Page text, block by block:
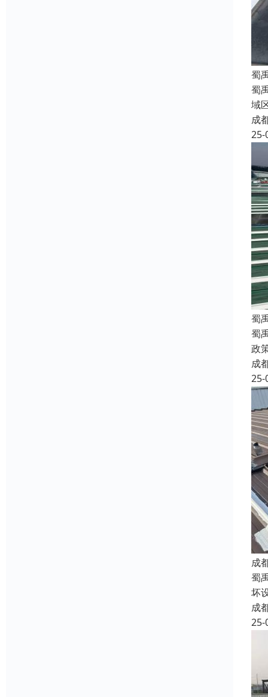
蜀
蜀
域
成
25-
蜀
蜀
政
成
25-
成
蜀
坏
成
25-